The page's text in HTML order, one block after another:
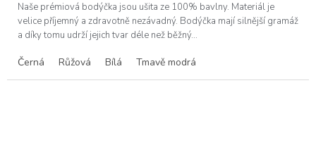
Naše prémiová bodýčka jsou ušita ze 100% bavlny. Materiál je
velice příjemný a zdravotně nezávadný. Bodýčka mají silnější gramáž
a díky tomu udrží jejich tvar déle než běžný...
Černá Růžová Bílá Tmavě modrá